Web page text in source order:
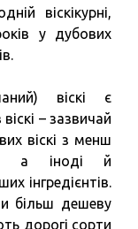
віскікурні,
у дубових
віскі є
– зазвичай
віскі з менш
а іноді й
інгредієнтів.
більш дешеву
дорогі сорти